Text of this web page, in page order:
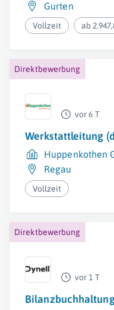
Gurten
Vollzeit ab
Direktbewerbung
vor 6 T
Werkstattleitung
Huppenkothen
Regau
Vollzeit
Direktbewerbung
vor 1 T